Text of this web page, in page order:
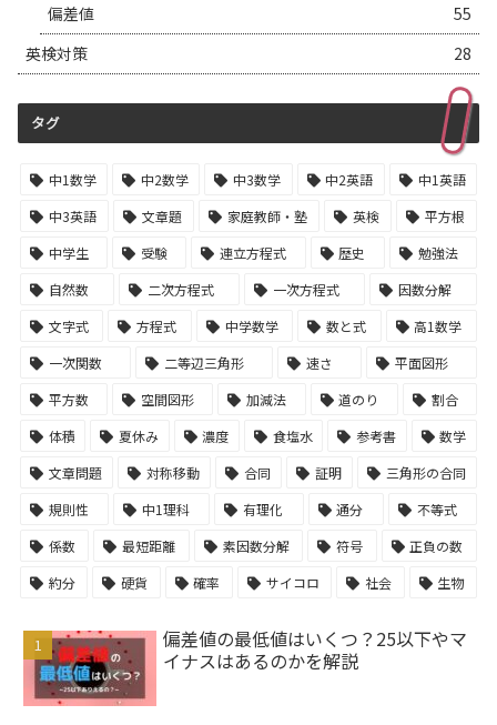
偏差値
55
英検対策
28
タグ
中1数学 中2数学 中3数学 中2英語
中1英語
中3英語
文章題 家庭教師・塾 英検
平方根
中学生
受験 連立方程式 歴史
勉強法
自然数
二次方程式 一次方程式
因数分解
文字式
方程式 中学数学 数と式
高1数学
一次関数
二等辺三角形 速さ
平面図形
平方数
空間図形 加減法 道のり
割合
体積
夏休み 濃度 食塩水 参考書
数学
文章問題
対称移動 合同 証明
三角形の合同
規則性
中1理科 有理化 通分
不等式
係数
最短距離 素因数分解 符号
正負の数
約分
硬貨 確率 サイコロ 社会 生物
偏差値の最低値はいくつ？25以下やマ
イナスはあるのかを解説